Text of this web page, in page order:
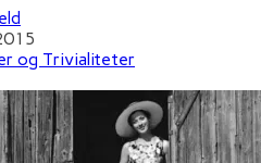
og Trivialiteter